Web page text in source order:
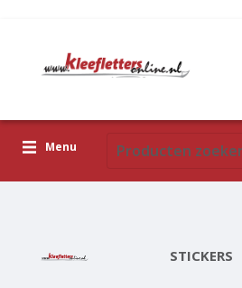
Menu
STICKERS